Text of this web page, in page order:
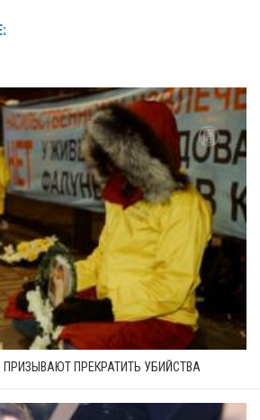
ПРИЗЫВАЮТ ПРЕКРАТИТЬ УБИЙСТВА